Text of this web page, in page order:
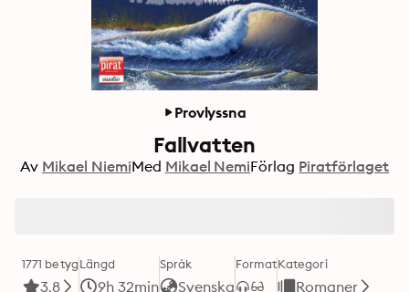
Provlyssna
Fallvatten
Av Mikael NiemiMed Mikael NemiFörlag Piratförlaget
1771 betyg
3.8
Längd
9h 32min
Språk
Svenska
FormatKategori
Romaner